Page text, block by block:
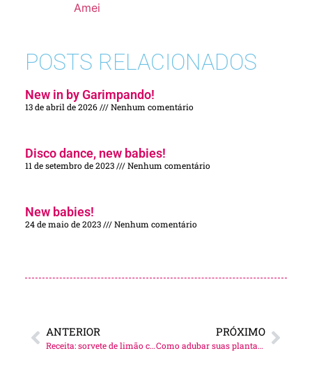
Amei
POSTS RELACIONADOS
New in by Garimpando!
13 de abril de 2026 Nenhum comentário
Disco dance, new babies!
11 de setembro de 2023 Nenhum comentário
New babies!
24 de maio de 2023 Nenhum comentário
ANTERIOR
Receita: sorvete de limão crocante!
PRÓXIMO
Como adubar suas plantas em cada fase do crescimento!